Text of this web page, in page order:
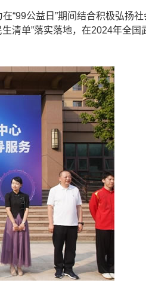
公益日”期间结合积极弘扬
清单”落实落地，在2024年全